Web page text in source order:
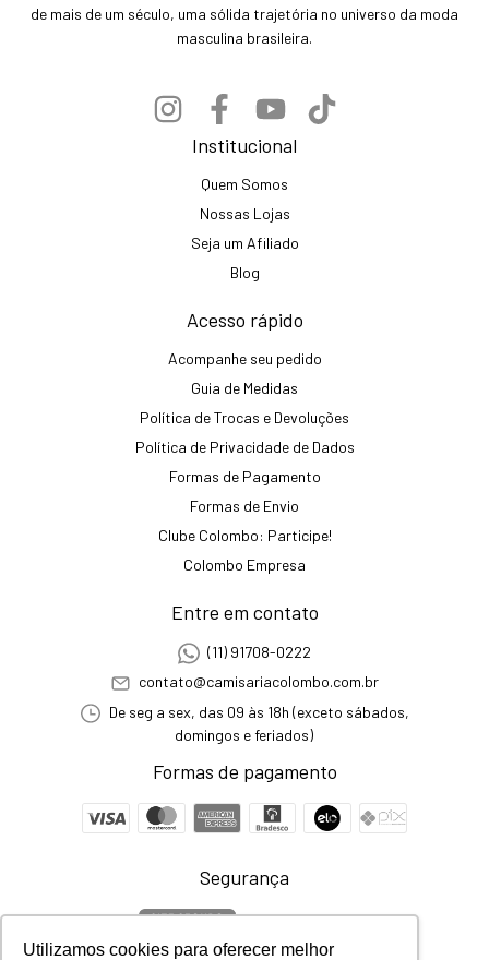
Utilizamos cookies para oferecer melhor
de mais de um século, uma sólida trajetória no universo da moda
masculina brasileira.
Institucional
Quem Somos
Nossas Lojas
Seja um Afiliado
Blog
Acesso rápido
Acompanhe seu pedido
Guia de Medidas
Política de Trocas e Devoluções
Política de Privacidade de Dados
Formas de Pagamento
Formas de Envio
Clube Colombo: Participe!
Colombo Empresa
Entre em contato
(11) 91708-0222
contato@camisariacolombo.com.br
De seg a sex, das 09 às 18h (exceto sábados,
domingos e feriados)
Formas de pagamento
Segurança